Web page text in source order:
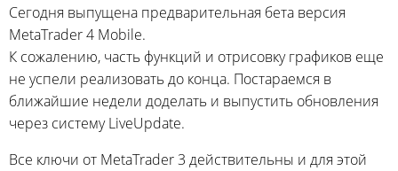
Сегодня выпущена предварительная бета версия
MetaTrader 4 Mobile.
К сожалению, часть функций и отрисовку графиков еще
не успели реализовать до конца. Постараемся в
ближайшие недели доделать и выпустить обновления
через систему LiveUpdate.
Все ключи от MetaTrader 3 действительны и для этой